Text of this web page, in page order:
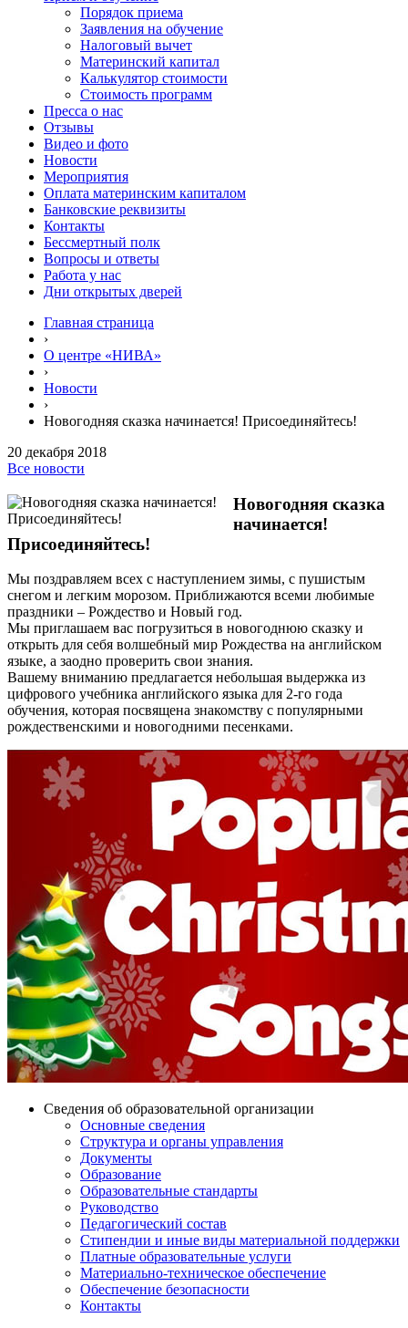
Порядок приема
Заявления на обучение
Налоговый вычет
Материнский капитал
Калькулятор стоимости
Стоимость программ
Пресса о нас
Отзывы
Видео и фото
Новости
Мероприятия
Оплата материнским капиталом
Банковские реквизиты
Контакты
Бессмертный полк
Вопросы и ответы
Работа у нас
Дни открытых дверей
Главная страница
›
О центре «НИВА»
›
Новости
›
Новогодняя сказка начинается! Присоединяйтесь!
20 декабря 2018
Все новости
Новогодняя сказка
начинается!
Присоединяйтесь!
Мы поздравляем всех с наступлением зимы, с пушистым
снегом и легким морозом. Приближаются всеми любимые
праздники – Рождество и Новый год.
Мы приглашаем вас погрузиться в новогоднюю сказку и
открыть для себя волшебный мир Рождества на английском
языке, а заодно проверить свои знания.
Вашему вниманию предлагается небольшая выдержка из
цифрового учебника английского языка для 2-го года
обучения, которая посвящена знакомству c популярными
рождественскими и новогодними песенками.
Сведения об образовательной организации
Основные сведения
Структура и органы управления
Документы
Образование
Образовательные стандарты
Руководство
Педагогический состав
Стипендии и иные виды материальной поддержки
Платные образовательные услуги
Материально-техническое обеспечение
Обеспечение безопасности
Контакты